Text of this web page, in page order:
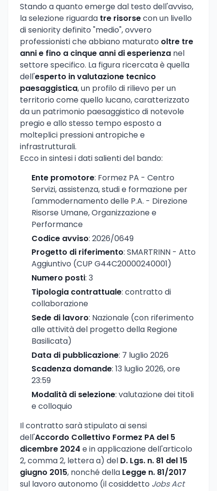
Stando a quanto emerge dal testo dell'avviso,
la selezione riguarda tre risorsecon un livello
di seniority definito "medio", ovvero
professionisti che abbiano maturato oltre tre
anni e fino a cinque anni di esperienza nel
settore specifico. La figura ricercata è quella
dell'esperto in valutazione tecnico
paesaggistica, un profilo di rilievo per un
territorio come quello lucano, caratterizzato
da un patrimonio paesaggistico di notevole
pregio e allo stesso tempo esposto a
molteplici pressioni antropiche e
infrastrutturali.
Ecco in sintesi i dati salienti del bando:
Ente promotore: Formez PA - Centro
Servizi, assistenza, studi e formazione per
l'ammodernamento delle P.A. - Direzione
Risorse Umane, Organizzazione e
Performance
Codice avviso: 2026/0649
Progetto di riferimento: SMARTRINN - Atto
Aggiuntivo (CUP G44C20000240001)
Numero posti: 3
Tipologia contrattuale: contratto di
collaborazione
Sede di lavoro: Nazionale (con riferimento
alle attività del progetto della Regione
Basilicata)
Data di pubblicazione: 7 luglio 2026
Scadenza domande: 13 luglio 2026, ore
23:59
Modalità di selezione: valutazione dei titoli
e colloquio
Il contratto sarà stipulato ai sensi
dell'Accordo Collettivo Formez PA del 5
dicembre 2024 e in applicazione dell'articolo
2, comma 2, lettera a) del D. Lgs. n. 81 del 15
giugno 2015, nonché della Legge n. 81/2017
sul lavoro autonomo (il cosiddetto Jobs Act